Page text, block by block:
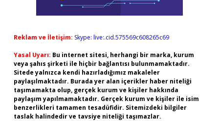
Reklam ve İletişim: Skype: live:.cid.575569c608265c69
Yasal Uyarı: Bu internet sitesi, herhangi bir marka, kurum
veya şahıs şirketi ile hiçbir bağlantısı bulunmamaktadır.
Sitede yalnızca kendi hazırladığımız makaleler
paylaşılmaktadır. Burada yer alan içerikler haber niteliği
taşımamakta olup, gerçek kurum ve kişiler hakkında
paylaşım yapılmamaktadır. Gerçek kurum ve kişiler ile isim
benzerlikleri tamamen tesadüfidir. Sitemizdeki bilgiler
taslak halindedir ve tavsiye niteliği taşımazlar.